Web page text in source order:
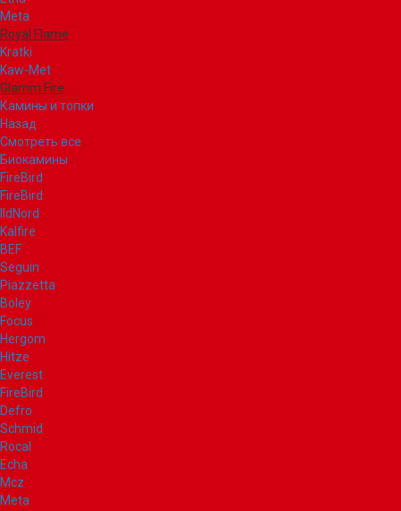
Meta
Royal Flame
Kratki
Kaw-Met
Glamm Fire
Камины и топки
Назад
Смотреть все
Биокамины
FireBird
FireBird
IldNord
Kalfire
BEF
Seguin
Piazzetta
Boley
Focus
Hergom
Hitze
Everest
FireBird
Defro
Schmid
Rocal
Echa
Mcz
Meta